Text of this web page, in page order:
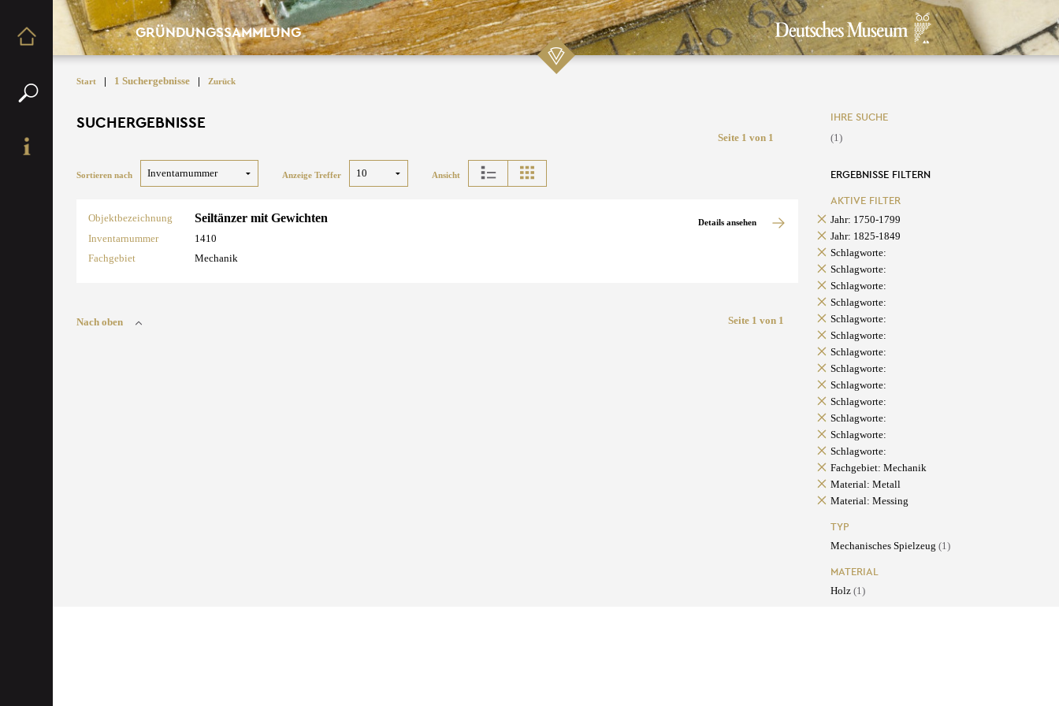
GRÜNDUNGSSAMMLUNG
Start | 1 Suchergebnisse | Zurück
SUCHERGEBNISSE
Seite 1 von 1
Sortieren nach Anzeige Treffer Ansicht
Objektbezeichnung Seiltänzer mit Gewichten
Inventarnummer
1410
Fachgebiet
Mechanik
Details ansehen
Nach oben Seite 1 von 1
IHRE SUCHE
(1)
ERGEBNISSE FILTERN
AKTIVE FILTER
Jahr: 1750-1799
Jahr: 1825-1849
Schlagworte:
Schlagworte:
Schlagworte:
Schlagworte:
Schlagworte:
Schlagworte:
Schlagworte:
Schlagworte:
Schlagworte:
Schlagworte:
Schlagworte:
Schlagworte:
Schlagworte:
Fachgebiet: Mechanik
Material: Metall
Material: Messing
TYP
Mechanisches Spielzeug (1)
MATERIAL
Holz (1)